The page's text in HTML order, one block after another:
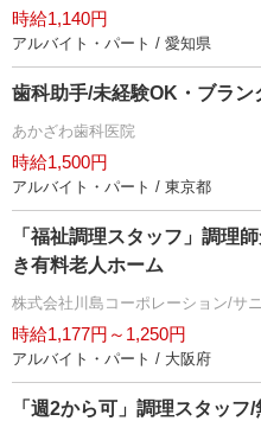
時給1,140円
アルバイト・パート / 愛知県
歯科助手/未経験OK・ブラン
あかざわ歯科医院
時給1,500円
アルバイト・パート / 東京都
「福祉調理スタッフ」調理
き有料老人ホーム
株式会社川島コーポレーション/サ
時給1,177円～1,250円
アルバイト・パート / 大阪府
「週2から可」調理スタッ